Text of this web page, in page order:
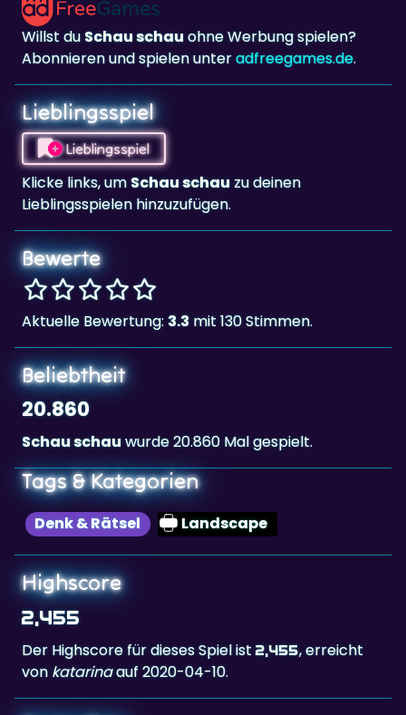
Abonnieren und spielen unter
Lieblingsspiel
Lieblingsspiel
Klicke links, umSchau schau
Lieblingsspielen hinzuzufügen.
Bewerte
Aktuelle Bewertung:
Beliebtheit
20.860
Schau schau
Tags & Kategorien
Denk & Rätsel Landscape
Highscore
2,455
Der Highscore für dieses Spiel ist
vonkatarina
Bestenliste